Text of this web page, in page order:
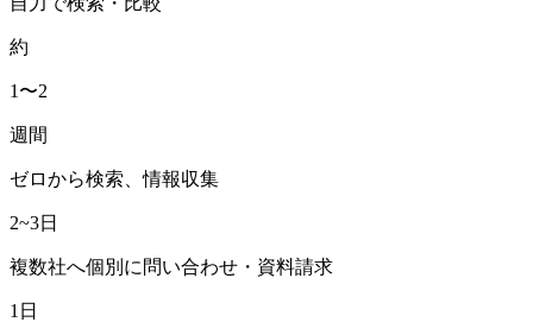
約
1〜2
週間
ゼロから検索、情報収集
2~3日
複数社へ個別に問い合わせ・資料請求
1日